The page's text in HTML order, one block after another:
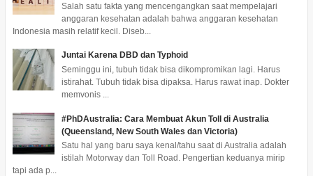
Salah satu fakta yang mencengangkan saat mempelajari
anggaran kesehatan adalah bahwa anggaran kesehatan
Indonesia masih relatif kecil. Diseb...
Juntai Karena DBD dan Typhoid
Seminggu ini, tubuh tidak bisa dikompromikan lagi. Harus
istirahat. Tubuh tidak bisa dipaksa. Harus rawat inap. Dokter
memvonis ...
#PhDAustralia: Cara Membuat Akun Toll di Australia
(Queensland, New South Wales dan Victoria)
Satu hal yang baru saya kenal/tahu saat di Australia adalah
istilah Motorway dan Toll Road. Pengertian keduanya mirip
tapi ada p...